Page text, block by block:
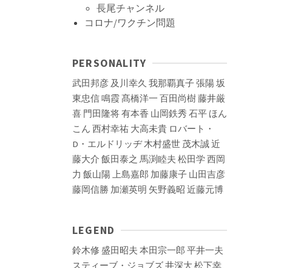
長尾チャンネル
コロナ/ワクチン問題
PERSONALITY
武田邦彦 及川幸久 我那覇真子張陽坂
東忠信鳴霞 髙橋洋一 百田尚樹藤井厳
喜 門田隆将有本香 山岡鉄秀 石平 ほん
こん 西村幸祐 大高未貴 ロバート・
D・エルドリッヂ木村盛世 茂木誠近
藤大介 飯田泰之 馬渕睦夫 松田学 西岡
力 飯山陽上島嘉郎 加藤康子 山田吉彦
藤岡信勝 加瀬英明 矢野義昭 近藤元博
LEGEND
鈴木修 盛田昭夫 本田宗一郎 平井一夫
スティーブ・ジョブズ井深大 松下幸